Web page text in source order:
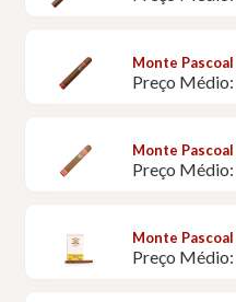
Monte
Preço
Monte
Preço
Monte
Preço